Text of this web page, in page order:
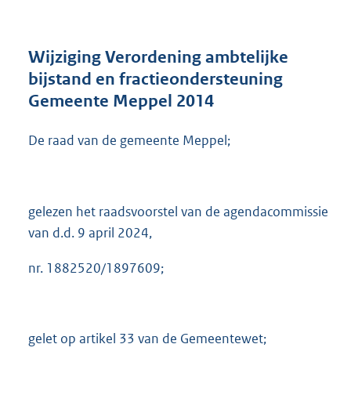
r
o
t
:
K
Wijziging Verordening ambtelijke
bijstand en fractieondersteuning
Gemeente Meppel 2014
De raad van de gemeente Meppel;
gelezen het raadsvoorstel van de agendacommissie
van d.d. 9 april 2024,
nr. 1882520/1897609;
gelet op artikel 33 van de Gemeentewet;